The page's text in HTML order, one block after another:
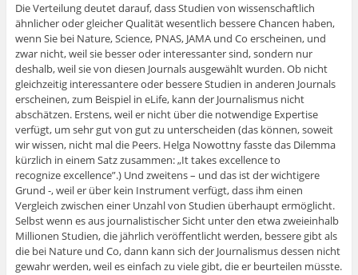
Die Verteilung deutet darauf, dass Studien von wissenschaftlich
ähnlicher oder gleicher Qualität wesentlich bessere Chancen haben,
wenn Sie bei Nature, Science, PNAS, JAMA und Co erscheinen, und
zwar nicht, weil sie besser oder interessanter sind, sondern nur
deshalb, weil sie von diesen Journals ausgewählt wurden. Ob nicht
gleichzeitig interessantere oder bessere Studien in anderen Journals
erscheinen, zum Beispiel in eLife, kann der Journalismus nicht
abschätzen. Erstens, weil er nicht über die notwendige Expertise
verfügt, um sehr gut von gut zu unterscheiden (das können, soweit
wir wissen, nicht mal die Peers. Helga Nowottny fasste das Dilemma
kürzlich in einem Satz zusammen: „It takes excellence to
recognize excellence”.) Und zweitens – und das ist der wichtigere
Grund -, weil er über kein Instrument verfügt, dass ihm einen
Vergleich zwischen einer Unzahl von Studien überhaupt ermöglicht.
Selbst wenn es aus journalistischer Sicht unter den etwa zweieinhalb
Millionen Studien, die jährlich veröffentlicht werden, bessere gibt als
die bei Nature und Co, dann kann sich der Journalismus dessen nicht
gewahr werden, weil es einfach zu viele gibt, die er beurteilen müsste.